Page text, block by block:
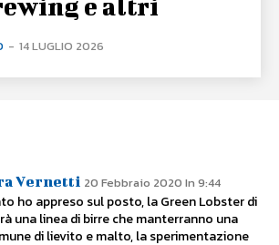
e altri
- 14 LUGLIO 2026
Vernetti 20 Febbraio 2020 In 9:44
ho appreso sul posto, la Green Lobster di
una linea di birre che manterranno una
di lievito e malto, la sperimentazione